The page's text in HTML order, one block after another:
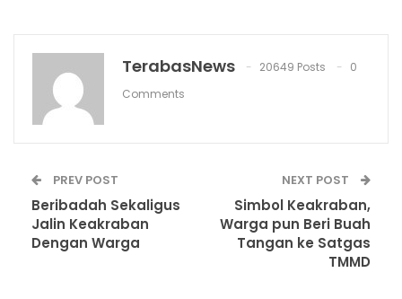
TerabasNews 20649 Posts
0
Comments
PREV POST
Beribadah Sekaligus
Jalin Keakraban
Dengan Warga
NEXT POST
Simbol Keakraban,
Warga pun Beri Buah
Tangan ke Satgas
TMMD